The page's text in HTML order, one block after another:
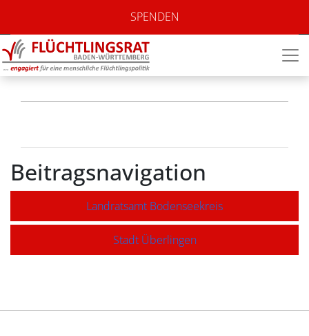
SPENDEN
Friedrichshafen
Beitragsnavigation
Landratsamt Bodenseekreis
Stadt Überlingen